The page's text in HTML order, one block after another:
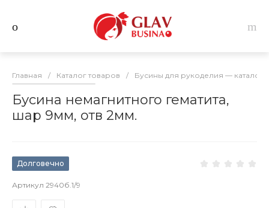
Главная / Каталог товаров / Бусины для рукоделия — каталог
Бусина немагнитного гематита,
шар 9мм, отв 2мм.
Долговечно
Артикул 2940б.1/9